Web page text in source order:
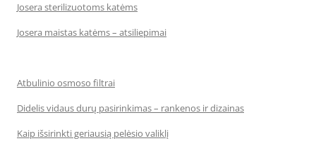
Josera sterilizuotoms katėms
Josera maistas katėms – atsiliepimai
Atbulinio osmoso filtrai
Didelis vidaus durų pasirinkimas – rankenos ir dizainas
Kaip išsirinkti geriausią pelėsio valiklį